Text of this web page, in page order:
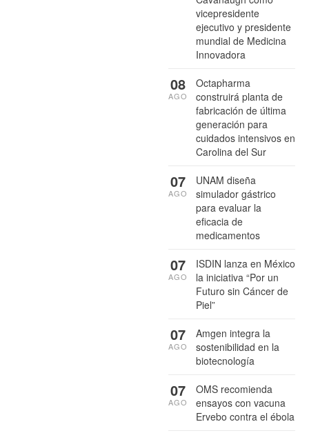
vicepresidente
ejecutivo y presidente
mundial de Medicina
Innovadora
Octapharma
construirá planta de
fabricación de última
generación para
cuidados intensivos en
Carolina del Sur
08
AGO
UNAM diseña
simulador gástrico
para evaluar la
eficacia de
medicamentos
07
AGO
ISDIN lanza en México
la iniciativa “Por un
Futuro sin Cáncer de
Piel”
07
AGO
Amgen integra la
sostenibilidad en la
biotecnología
07
AGO
OMS recomienda
ensayos con vacuna
Ervebo contra el ébola
07
AGO